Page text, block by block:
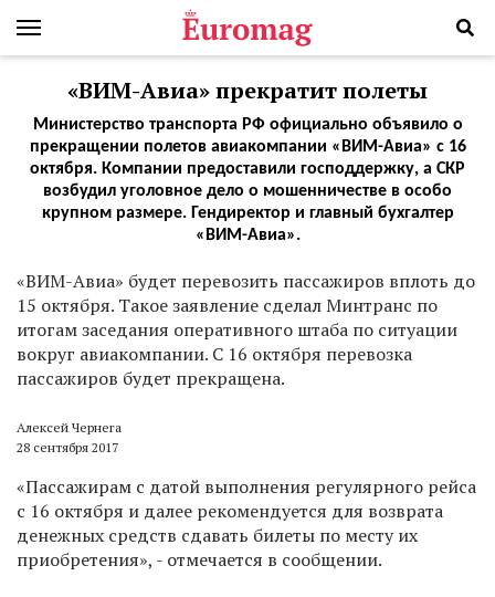
«ВИМ-Авиа» прекратит полеты
Министерство транспорта РФ официально объявило о
прекращении полетов авиакомпании «ВИМ-Авиа» с 16
октября. Компании предоставили господдержку, а СКР
возбудил уголовное дело о мошенничестве в особо
крупном размере. Гендиректор и главный бухгалтер
«ВИМ-Авиа».
«ВИМ-Авиа» будет перевозить пассажиров вплоть до
15 октября. Такое заявление сделал Минтранс по
итогам заседания оперативного штаба по ситуации
вокруг авиакомпании. С 16 октября перевозка
пассажиров будет прекращена.
Алексей Чернега
28 сентября 2017
«Пассажирам с датой выполнения регулярного рейса
с 16 октября и далее рекомендуется для возврата
денежных средств сдавать билеты по месту их
приобретения», - отмечается в сообщении.